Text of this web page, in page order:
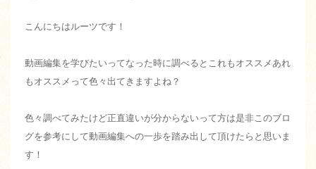
こんにちはルーツです！
動画編集を学びたいってなった時に調べるとこれもオススメあれ
もオススメって色々出てきますよね？
色々調べてみたけど正直違いが分からないって方は是非このブロ
グを参考にして動画編集への一歩を踏み出して頂けたらと思いま
す！